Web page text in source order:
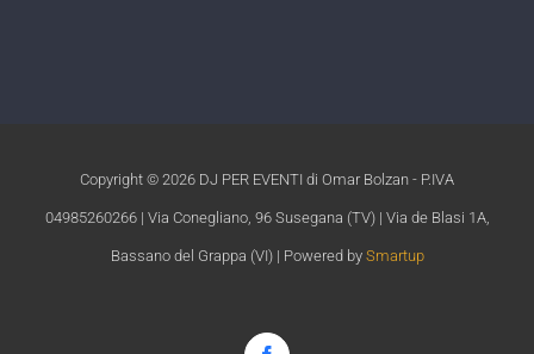
Copyright © 2026 DJ PER EVENTI di Omar Bolzan - P.IVA
04985260266 | Via Conegliano, 96 Susegana (TV) | Via de Blasi 1A,
Bassano del Grappa (VI) | Powered by Smartup